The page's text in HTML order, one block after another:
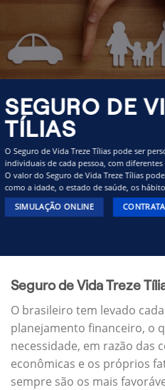
SEGURO DE
TÍLIAS
O Seguro de Vida Treze Tílias pode ser
individuais de cada pessoa, com diferentes
O valor do Seguro de Vida Treze Tílias
como a idade, o estado de saúde, os
SIMULAÇÃO ONLINE
Seguro de Vida Treze
O brasileiro tem levado
planejamento financeiro, o
necessidade, em razão das
econômicas e os próprios
sempre são os mais